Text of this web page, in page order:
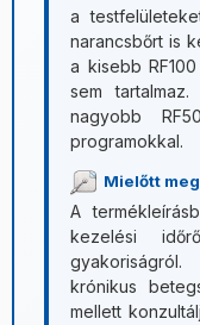
a
narancsbőrt is
a kisebb
sem
nagyobb
programokkal.
Mielőtt
A
kezelési
krónikus
mellett